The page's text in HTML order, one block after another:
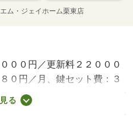
エム・ジェイホーム栗東店
００円／更新料２２０００
０円／月、鍵セット費：３
日以降の家賃は月額８．１
リーブ利用必須 初回保証
る